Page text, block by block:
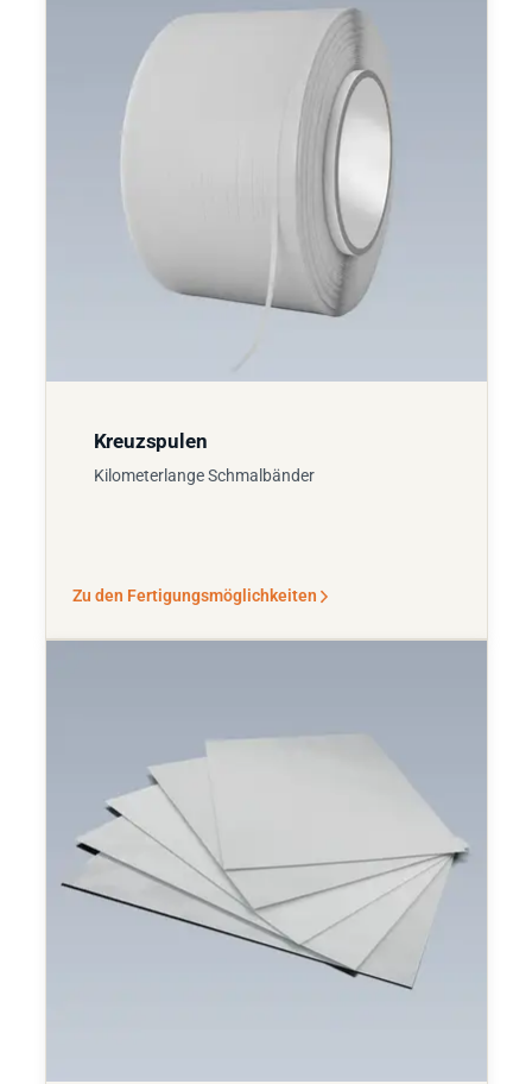
Kreuzspulen
Kilometerlange Schmalbänder
Zu den Fertigungsmöglichkeiten